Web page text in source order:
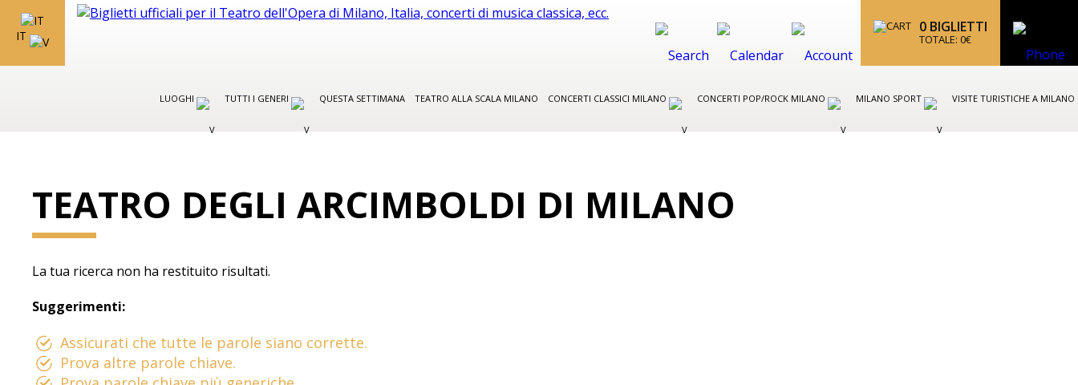
IT
0 BIGLIETTI
TOTALE: 0€
LUOGHI TUTTI I GENERI QUESTA SETTIMANA TEATRO ALLA SCALA MILANO CONCERTI CLASSICI MILANO CONCERTI POP/ROCK MILANO MILANO SPORT VISITE TURISTICHE A MILANO
TEATRO DEGLI ARCIMBOLDI DI MILANO
La tua ricerca non ha restituito risultati.
Suggerimenti:
Assicurati che tutte le parole siano corrette.
Prova altre parole chiave.